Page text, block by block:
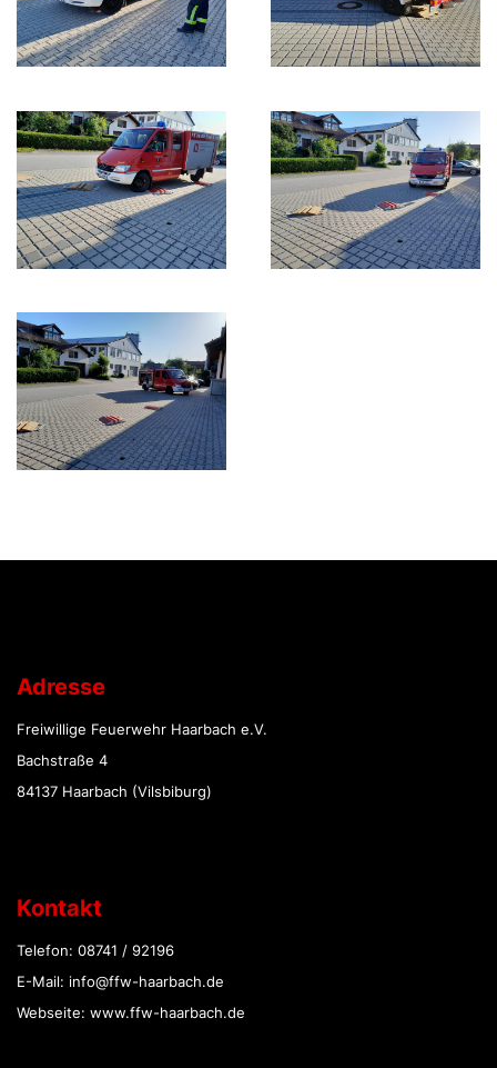
Adresse
Freiwillige Feuerwehr Haarbach e.V.
Bachstraße 4
84137 Haarbach (Vilsbiburg)
Kontakt
Telefon: 08741 / 92196
E-Mail: info@ffw-haarbach.de
Webseite: www.ffw-haarbach.de